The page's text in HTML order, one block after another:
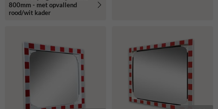
800mm - met opvallend
rood/wit kader